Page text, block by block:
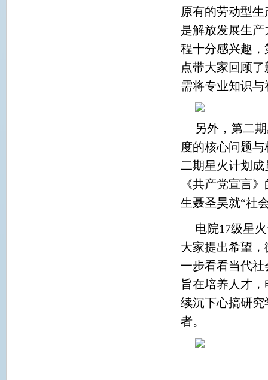
原有的劳动型
是解放发展生
程十分感兴趣
点带大家回顾
需将专业知识
另外，第二
度的核心问题
二期星火计划
《共产党宣言
生聂圣昊就“社
电院17级星
大家提出希望
一步看看当代
旨在培养人才
续沉下心搞研
者。